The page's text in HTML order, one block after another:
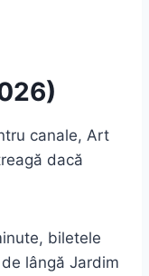
canale, Art
dacă
biletele
lângă Jardim